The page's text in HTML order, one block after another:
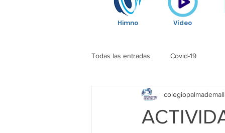
Himno Vídeo
Todas las entradas Covid-19
colegiopalmademall